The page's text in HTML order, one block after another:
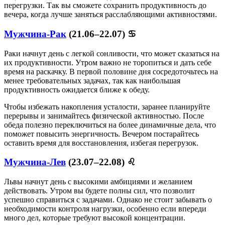
перегрузки. Так вы сможете сохранить продуктивность до
вечера, когда лучше заняться расслабляющими активностями.
Мужчина-Рак (21.06–22.07) ♋
Раки начнут день с легкой сонливости, что может сказаться на
их продуктивности. Утром важно не торопиться и дать себе
время на раскачку. В первой половине дня сосредоточьтесь на
менее требовательных задачах, так как наибольшая
продуктивность ожидается ближе к обеду.
Чтобы избежать накопления усталости, заранее планируйте
перерывы и занимайтесь физической активностью. После
обеда полезно переключиться на более динамичные дела, что
поможет повысить энергичность. Вечером постарайтесь
оставить время для восстановления, избегая перегрузок.
Мужчина-Лев (23.07–22.08) ♌
Львы начнут день с высокими амбициями и желанием
действовать. Утром вы будете полны сил, что позволит
успешно справиться с задачами. Однако не стоит забывать о
необходимости контроля нагрузки, особенно если впереди
много дел, которые требуют высокой концентрации.